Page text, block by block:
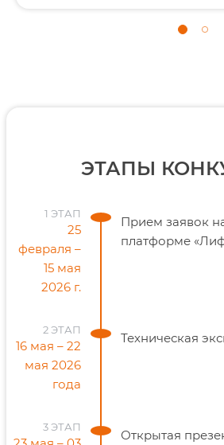
ЭТАПЫ
1 ЭТАП
25
февраля –
15 мая
2026 г.
Прием заявок
платформе
2 ЭТАП
16 мая – 22
мая 2026
года
Техническая
3 ЭТАП
Открытая